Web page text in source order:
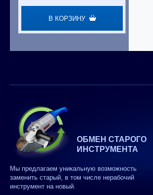
В КОРЗИНУ
ОБМЕН СТАРОГО
ИНСТРУМЕНТА
Мы предлагаем уникальную возможность
заменить старый, в том числе нерабочий
инструмент на новый.